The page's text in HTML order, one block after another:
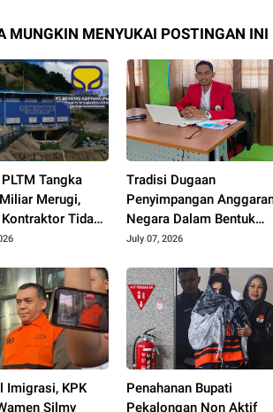
MUNGKIN MENYUKAI POSTINGAN INI
Tangka
Merugi,
Tidak
Berikut
Tradisi Dugaan
Penyimpangan
Negara Dalam Bentuk
SPPD, Praktisi Hukum
Puluhan Anggota DPRD
Sinjai
July 07, 2026
Imigrasi, KPK
Silmy
Penahanan Bupati
Pekalongan Non Aktif